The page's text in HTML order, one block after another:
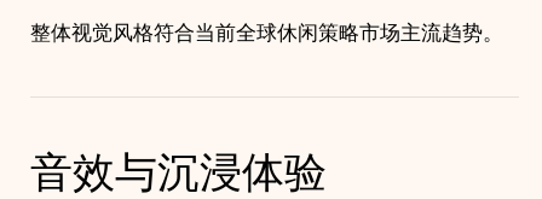
整体视觉风格符合当前全球休闲策略市场主流趋势。
音效与沉浸体验